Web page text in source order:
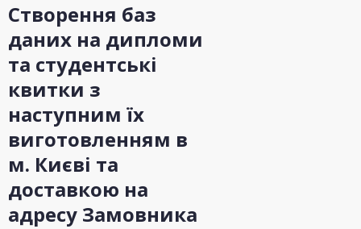
Створення баз
даних на дипломи
та студентські
квитки з
наступним їх
виготовленням в
м. Києві та
доставкою на
адресу Замовника